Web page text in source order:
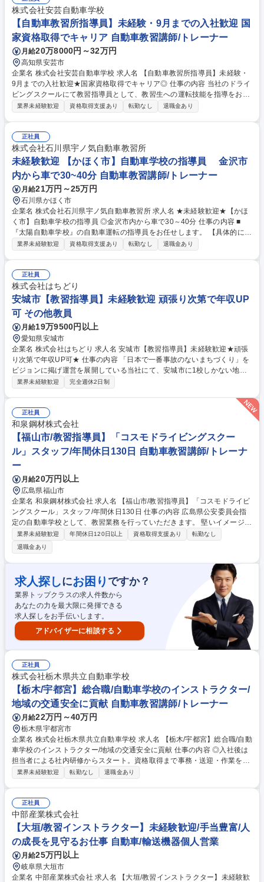
株式会社安芸自動車学校
【自動車教習所指導員】未経験・9月までの入社歓迎 国
家資格取得でキャリア 自動車教習講師/トレーナー
月給20万8000円～32万円
高知県安芸市
企業名 株式会社安芸自動車学校 求人名 【自動車教習所指導員】未経験・
9月までの入社歓迎★国家資格取得でキャリア◎ 仕事の内容 当社のドライ
ビングスクールにて教習指導員として、教習生への運転技能を指導をお任
せいたします。入社後は候補生として学習期間から始めますが、将来的に
月間の実技資格取得に向けた学習期間⇒勉強、電話対応、受付事務、スク
ールバスでの送迎、SNS発信等の補助業務をお任せ。【資格取得後】1回5
0分×8～11コマの技能指導(普通車の教習からスタート)、各種講習(高齢者
や企業向け/応急救護関連)、学科指導(録画・オンライン学科中心)をご担当
いただきます。 募集職種 【自動車教習所指導員】未経験・9月までの入社
歓迎★国家資格取得でキャリア◎
業界未経験歓迎 資格取得支援あり 転勤なし 退職金あり
正社員
株式会社石川県宇ノ気自動車教習所
未経験歓迎 【かほく市】自動車学校の指導員 金沢市
内から車で30~40分 自動車教習講師/トレーナー
月給21万円～25万円
石川県かほく市
企業名 株式会社石川県宇ノ気自動車教習所 求人名 ★未経験歓迎★【かほ
く市】自動車学校の指導員 ◎金沢市内から車で30～40分 仕事の内容 ■
『太陽自動車学校』の自動車運転の指導員をお任せします。 【具体的に
は】・学科講習 ・技能講習 【業界について】 学科講習も今後オンデマン
りますが、いずれも個々人が取得している資格に合わせて業務を割り振っ
ています。チームで動くことは殆どなく、各教習車でのマンツーマンによ
る業務遂行が基本となります。 募集職種 ★未経験歓迎★【かほく市】自
動車学校の指導員 ◎金沢市内から車で30～40分
業界未経験歓迎 資格取得支援あり 転勤なし 退職金あり
正社員
株式会社はちどり
安城市【教習指導員】未経験歓迎 頑張り次第で年収UP
可 その他教員
月給19万9500円以上
愛知県安城市
企業名 株式会社はちどり 求人名 安城市【教習指導員】未経験歓迎★頑張
り次第で年収UP可★ 仕事の内容 「日本で一番事故のないまちづくり」を
ビジョンに掲げ運営を展開している当社にて、安城市に1校しかない地域
密着型の自動車学校の教習指導員を募集します。 【具体的には】 ■技能・
あり（未経験者歓迎） ■「ほめて伸ばす」教習スタイルで生徒の成長を支
援 ■将来的には中型・大型・二輪指導員へのステップアップも可能 ※業務
の変更範囲：会社の定める業務 募集職種 安城市【教習指導員】未経験歓
迎★頑張り次第で年収UP可★
業界未経験歓迎 完全週休2日制
正社員
和泉鋼材株式会社
【福山市/教習指導員】「コスモドライビングスクー
ル」スタッフ/年間休日130日 自動車教習講師/トレーナ
ー
月給20万円以上
広島県福山市
企業名 和泉鋼材株式会社 求人名 【福山市/教習指導員】「コスモドライビ
ングスクール」スタッフ/年間休日130日 仕事の内容 広島県公安委員会指
定の自動車学校として、教習業務を行っていただきます。 堅いイメージの
自動車学校はもう終わり。この業界はベテラン社員の多い業界ですが、弊
社はここ数年で20代・30代の従業員が6割です。 各社員が意見を出し合
い、常に新しいことへ挑戦しています。チャレンジしたい方のご応募をぜ
ひお待ちしております。 【詳細】 ■新規免許取得者のための教習業務 ■高
齢者の認定教育 ■原付講習 ■免許取得者の再教育 ■幼稚園や小学校へ出張
交通安全教室 等 募集職種 【福山市/教習指導員】「コスモドライビングス
クール」スタッフ/年間休日130日
業界未経験歓迎 年間休日120日以上 資格取得支援あり
転勤なし
退職金あり
求人探しにお困り ですか？
業界トップクラスの求人件数から
あなたの力を最大限に発揮できる
求人探しをお手伝いします。
アドバイザーに相談する
正社員
株式会社栃木県共立自動車学校
【栃木/宇都宮】総合職/自動車学校のインストラクター/
地域の交通安全に貢献 自動車教習講師/トレーナー
月給22万円～40万円
栃木県宇都宮市
企業名 株式会社栃木県共立自動車学校 求人名 【栃木/宇都宮】総合職/自動
車学校のインストラクター/地域の交通安全に貢献 仕事の内容 ◎入社後は
担当者による社内研修からスタート。資格取得まで事務・送迎・作業を学
び、指導員資格取得後に教習現場へ仲間入りします！指導員に慣れてきた
務など ≪総合職・教習指導員の業務内容≫■教習業務(技能・学科教習) ■
講習業務 ■教習所運営業務■事務作業■コース整備など ≪総合職・その他の
業務内容≫■集客を目的とする営業活動 ■取引先との渉外■広報業務■交通
安全教室等の社会貢献活動 募集職種 【栃木/宇都宮】総合職/自動車学校の
インストラクター/地域の交通安全に貢献
業界未経験歓迎 転勤なし 退職金あり
正社員
中部産業株式会社
【大垣/教習インストラクター】未経験歓迎/手当豊富/人
の成長を見守るお仕事 自動車/輸送機器個人営業
月給25万円以上
岐阜県大垣市
企業名 中部産業株式会社 求人名 【大垣/教習インストラクター】未経験歓